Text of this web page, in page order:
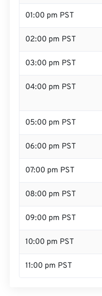
01:00 pm PST
02:00 pm PST
03:00 pm PST
04:00 pm PST
05:00 pm PST
06:00 pm PST
07:00 pm PST
08:00 pm PST
09:00 pm PST
10:00 pm PST
11:00 pm PST